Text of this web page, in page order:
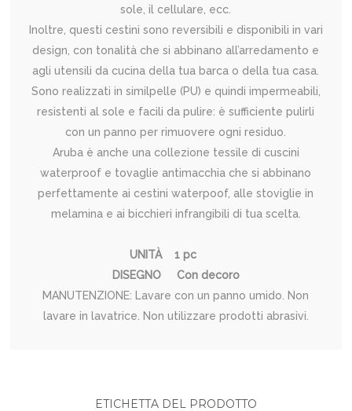
sole, il cellulare, ecc.
Inoltre, questi cestini sono reversibili e disponibili in vari
design, con tonalità che si abbinano all’arredamento e
agli utensili da cucina della tua barca o della tua casa.
Sono realizzati in similpelle (PU) e quindi impermeabili,
resistenti al sole e facili da pulire: è sufficiente pulirli
con un panno per rimuovere ogni residuo.
Aruba è anche una collezione tessile di cuscini
waterproof e tovaglie antimacchia che si abbinano
perfettamente ai cestini waterpoof, alle stoviglie in
melamina e ai bicchieri infrangibili di tua scelta.
UNITÀ 1 pc
DISEGNO Con decoro
MANUTENZIONE: Lavare con un panno umido. Non
lavare in lavatrice. Non utilizzare prodotti abrasivi.
ETICHETTA DEL PRODOTTO